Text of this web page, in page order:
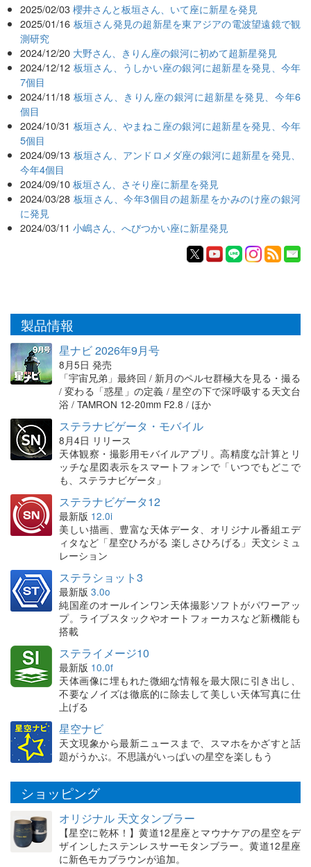
2025/02/03 櫻井さんと板垣さん、いて座に新星を発見
2025/01/16 板垣さん発見の超新星を東アジアの電波望遠鏡で観
測研究
2024/12/20 大野さん、きりん座の銀河に初めて超新星発見
2024/12/12 板垣さん、うしかい座の銀河に超新星を発見、今年
7個目
2024/11/18 板垣さん、きりん座の銀河に超新星を発見、今年6
個目
2024/10/31 板垣さん、やまねこ座の銀河に超新星を発見、今年
5個目
2024/09/13 板垣さん、アンドロメダ座の銀河に超新星を発見、
今年4個目
2024/09/10 板垣さん、さそり座に新星を発見
2024/03/28 板垣さん、今年3個目の超新星をかみのけ座の銀河
に発見
2024/03/11 小嶋さん、へびつかい座に新星発見
製品情報
星ナビ 2026年9月号
8月5日 発売
「宇宙兄弟」最終回 / 新月のペルセ群極大を見る・撮る
/ 変わる「惑星」の定義 / 星空の下で深呼吸する天文台
浴 / TAMRON 12-20mm F2.8 / ほか
ステラナビゲータ・モバイル
8月4日 リリース
天体観察・撮影用モバイルアプリ。高精度な計算とリ
ッチな星図表示をスマートフォンで「いつでもどこで
も、ステラナビゲータ」
ステラナビゲータ12
最新版 12.0i
美しい描画、豊富な天体データ、オリジナル番組エデ
ィタなど「星空ひろがる 楽しさひろげる」天文シミュ
レーション
ステラショット3
最新版 3.0o
純国産のオールインワン天体撮影ソフトがパワーアッ
プ。ライブスタックやオートフォーカスなど新機能も
搭載
ステライメージ10
最新版 10.0f
天体画像に埋もれた微細な情報を最大限に引き出し、
不要なノイズは徹底的に除去して美しい天体写真に仕
上げる
星空ナビ
天文現象から最新ニュースまで、スマホをかざすと話
題がうかぶ。不思議がいっぱいの星空を楽しもう
ショッピング
オリジナル 天文タンブラー
【星空に乾杯！】黄道12星座とマウナケアの星空をデ
ザインしたステンレスサーモタンブラー。黄道12星座
に新色モカブラウンが追加。